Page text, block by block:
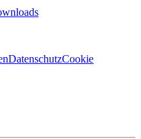
DatenschutzCookie